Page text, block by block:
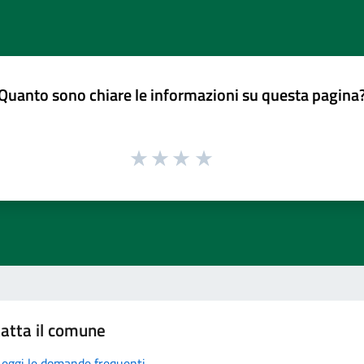
sono chiare le informazioni su questa
il comune